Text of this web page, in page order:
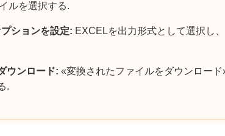
ルを選択する.
ションを設定: EXCELを出力形式として選択し
ウンロード: «変換されたファイルをダウンロー
.